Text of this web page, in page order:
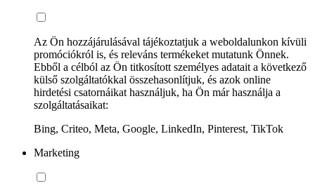
Az Ön hozzájárulásával tájékoztatjuk a weboldalunkon kívüli
promóciókról is, és releváns termékeket mutatunk Önnek.
Ebből a célból az Ön titkosított személyes adatait a következő
külső szolgáltatókkal összehasonlítjuk, és azok online
hirdetési csatornáikat használjuk, ha Ön már használja a
szolgáltatásaikat:
Bing, Criteo, Meta, Google, LinkedIn, Pinterest, TikTok
Marketing